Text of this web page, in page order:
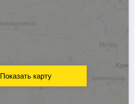
Показать карту